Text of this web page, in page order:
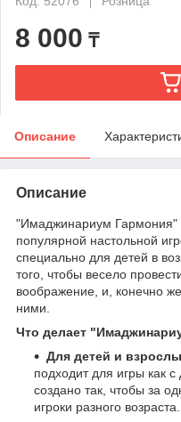
8 000 ₸
Описание
Описание
"Имаджинариум Гармония"
популярной настольной
специально для детей в
того, чтобы весело
воображение, и, конечно
ними.
Что делает
Для детей и
подходит для игры как
создано так, чтобы за
игроки разного возраста.